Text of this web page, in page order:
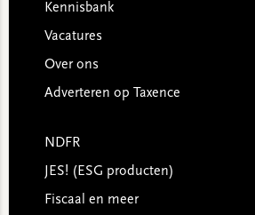
Kennisbank
Vacatures
Over ons
Adverteren op Taxence
NDFR
JES! (ESG producten)
Fiscaal en meer